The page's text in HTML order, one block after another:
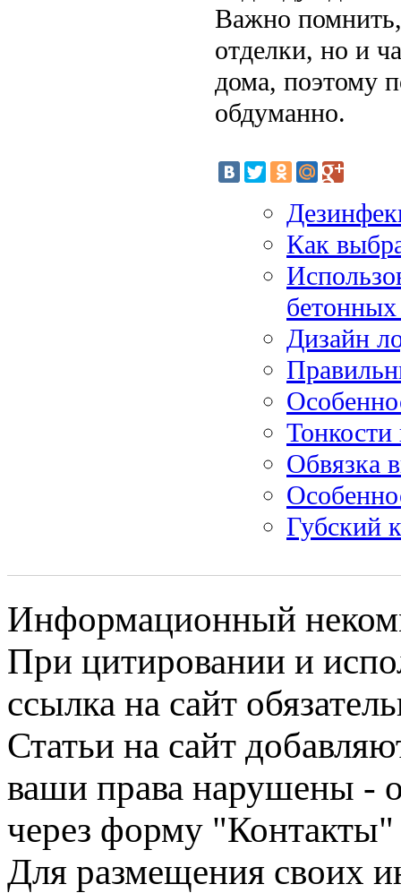
Важно
отделки, но и
дома, поэтому
обдуманно.
Как
Дизайн
Тонкости
Обвязка
Губский
Информационный
При цитировании и
ссылка на сайт
Статьи на сайт
ваши права нарушены -
через форму "Контакты"
Для размещения своих